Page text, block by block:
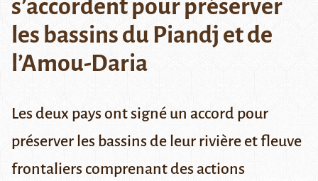
s’accordent pour préserver
les bassins du Piandj et de
l’Amou-Daria
Les deux pays ont signé un accord pour
préserver les bassins de leur rivière et fleuve
frontaliers comprenant des actions